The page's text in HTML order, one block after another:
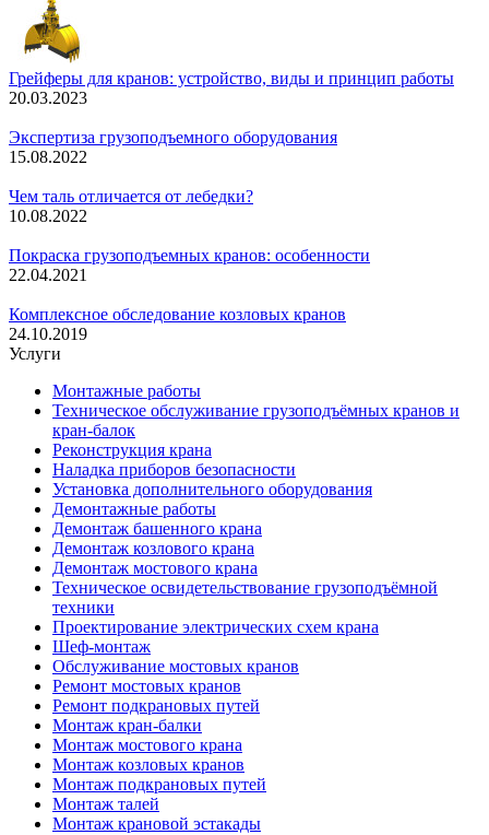
Грейферы для кранов: устройство, виды и принцип работы
20.03.2023
Экспертиза грузоподъемного оборудования
15.08.2022
Чем таль отличается от лебедки?
10.08.2022
Покраска грузоподъемных кранов: особенности
22.04.2021
Комплексное обследование козловых кранов
24.10.2019
Услуги
Монтажные работы
Техническое обслуживание грузоподъёмных кранов и
кран-балок
Реконструкция крана
Наладка приборов безопасности
Установка дополнительного оборудования
Демонтажные работы
Демонтаж башенного крана
Демонтаж козлового крана
Демонтаж мостового крана
Техническое освидетельствование грузоподъёмной
техники
Проектирование электрических схем крана
Шеф-монтаж
Обслуживание мостовых кранов
Ремонт мостовых кранов
Ремонт подкрановых путей
Монтаж кран-балки
Монтаж мостового крана
Монтаж козловых кранов
Монтаж подкрановых путей
Монтаж талей
Монтаж крановой эстакады